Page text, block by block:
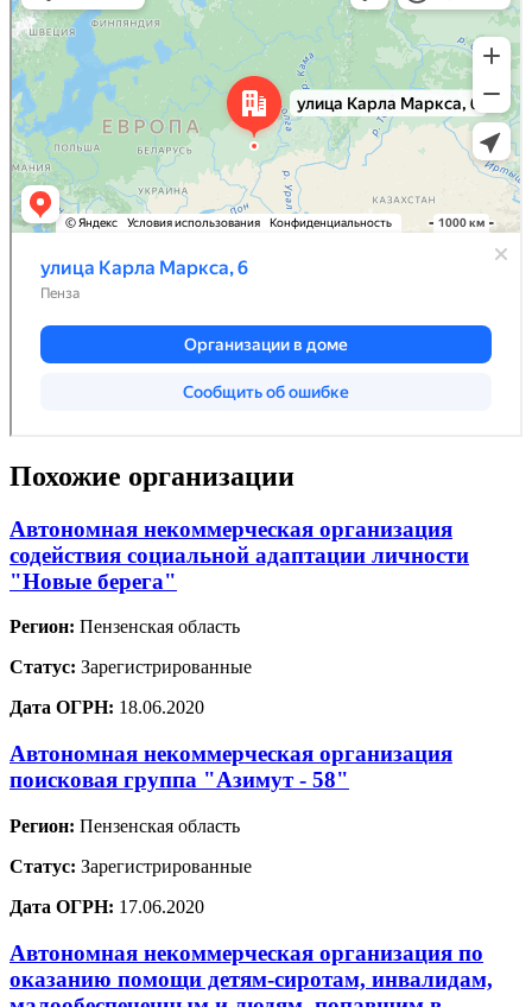
Похожие организации
Автономная некоммерческая организация
содействия социальной адаптации личности
"Новые берега"
Регион: Пензенская область
Статус: Зарегистрированные
Дата ОГРН: 18.06.2020
Автономная некоммерческая организация
поисковая группа "Азимут - 58"
Регион: Пензенская область
Статус: Зарегистрированные
Дата ОГРН: 17.06.2020
Автономная некоммерческая организация по
оказанию помощи детям-сиротам, инвалидам,